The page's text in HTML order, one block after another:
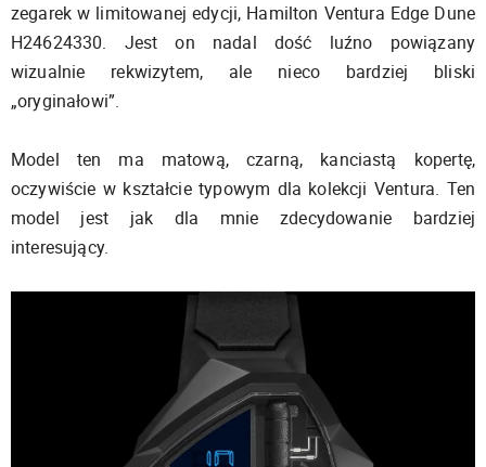
zegarek w limitowanej edycji, Hamilton Ventura Edge Dune
H24624330. Jest on nadal dość luźno powiązany
wizualnie rekwizytem, ale nieco bardziej bliski
„oryginałowi”.
Model ten ma matową, czarną, kanciastą kopertę,
oczywiście w kształcie typowym dla kolekcji Ventura. Ten
model jest jak dla mnie zdecydowanie bardziej
interesujący.